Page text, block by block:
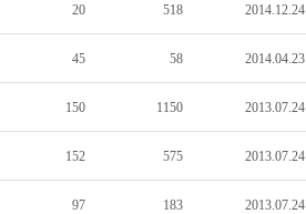
20 518 2014.12.24
45 58 2014.04.23
150 1150 2013.07.24
152 575 2013.07.24
97 183 2013.07.24